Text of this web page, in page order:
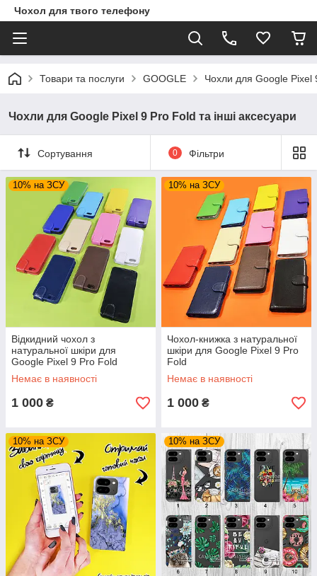
Чохол для твого телефону
Товари та послуги GOOGLE Чохли для Google Pixel
Чохли для Google Pixel 9 Pro Fold та інші аксесуари
Сортування 0 Фільтри
10% на ЗСУ
Відкидний чохол з
натуральної шкіри для
Google Pixel 9 Pro Fold
Немає в наявності
1 000 ₴
10% на ЗСУ
Чохол-книжка з натуральної
шкіри для Google Pixel 9 Pro
Fold
Немає в наявності
1 000 ₴
10% на ЗСУ 10% на ЗСУ